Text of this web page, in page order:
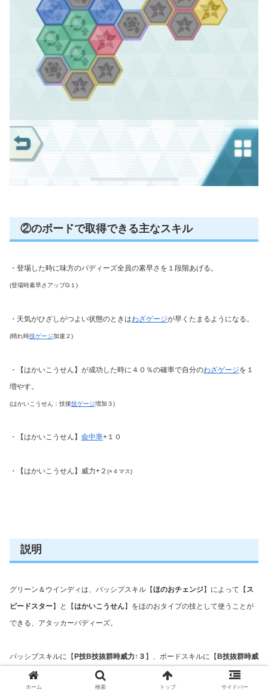
②のボードで取得できる主なスキル
・登場した時に味方のバディーズ全員の素早さを１段階あげる。
(登場時素早さアップG１)
・天気がひざしがつよい状態のときはわざゲージが早くたまるようになる。
(晴れ時技ゲージ加速２)
・【はかいこうせん】が成功した時に４０％の確率で自分のわざゲージを１
増やす。
(はかいこうせん：技後技ゲージ増加３)
・【はかいこうせん】 命中率+１０
・【はかいこうせん】威力+２ (×４マス)
説明
グリーン＆ウインディは、パッシブスキル【ほのおチェンジ】によって【 ス
ピードスター】と【はかいこうせん】をほのおタイプの技として使うことが
できる、アタッカーバディーズ。
パッシブスキルに【 P技B技抜群時威力↑３ 】、ボードスキルに【 B技抜群時威
力上昇５】を所持しており、ほのお弱点の相手に高威力が与えやすくなって
います。
ホーム 検索 トップ サイドバー